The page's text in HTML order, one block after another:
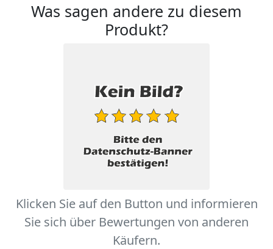
Was sagen andere zu diesem
Produkt?
Klicken Sie auf den Button und informieren
Sie sich über Bewertungen von anderen
Käufern.